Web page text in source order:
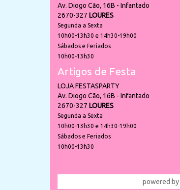
Av. Diogo Cão, 16B - Infantado
2670-327 LOURES
Segunda a Sexta
10h00-13h30 e 14h30-19h00
Sábados e Feriados
10h00-13h30
Artigos de Festa
LOJA FESTASPARTY
Av. Diogo Cão, 16B - Infantado
2670-327 LOURES
Segunda a Sexta
10h00-13h30 e 14h30-19h00
Sábados e Feriados
10h00-13h30
powered by